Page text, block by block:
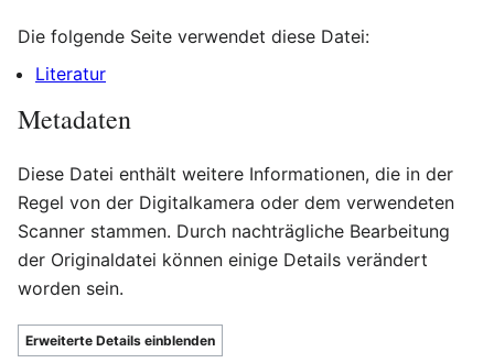
Die folgende Seite verwendet diese Datei:
Literatur
Metadaten
Diese Datei enthält weitere Informationen, die in der
Regel von der Digitalkamera oder dem verwendeten
Scanner stammen. Durch nachträgliche Bearbeitung
der Originaldatei können einige Details verändert
worden sein.
Erweiterte Details einblenden